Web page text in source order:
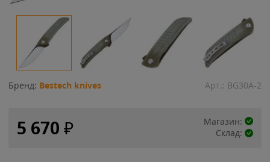
Бренд: Bestech knives Арт.: BG30A-2
5 670 ₽
Магазин:
Склад: